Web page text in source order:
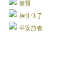
美賢
神仙仙子
平安旅者